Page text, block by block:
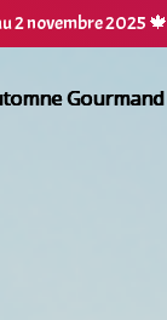
2 novembre 2025 🍁
Gourmand